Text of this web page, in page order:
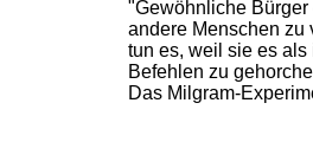
"Gewöhnliche
andere Menschen zu
tun es, weil sie es
Befehlen zu
Das Milgram-